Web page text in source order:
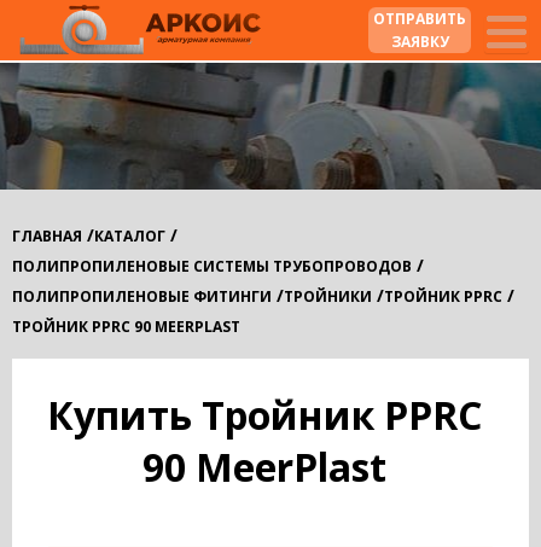
ОТПРАВИТЬ
ЗАЯВКУ
ГЛАВНАЯ /КАТАЛОГ /
ПОЛИПРОПИЛЕНОВЫЕ СИСТЕМЫ ТРУБОПРОВОДОВ /
ПОЛИПРОПИЛЕНОВЫЕ ФИТИНГИ /ТРОЙНИКИ /ТРОЙНИК PPRC /
ТРОЙНИК PPRC 90 MEERPLAST
Купить Тройник PPRC
90 MeerPlast